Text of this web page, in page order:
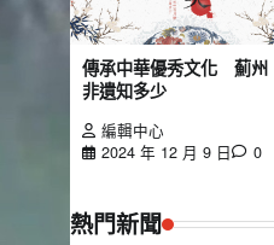
傳承中華優秀文化 薊州
非遺知多少
編輯中心
2024 年 12 月 9 日
0
熱門新聞